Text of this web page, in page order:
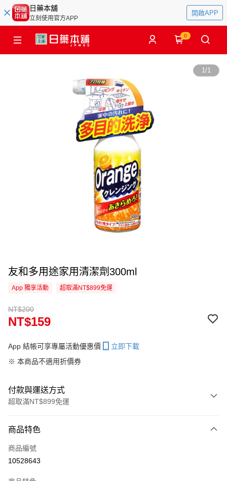
日藥本舖
立刻使用官方APP
開啟APP
0
1/1
友和多用途家用清潔劑300ml
App 獨享活動 超取滿NT$899免運
NT$200
NT$159
App 結帳可享專屬活動優惠價
立即下載
※ 本商品不適用折價券
付款與運送方式
超取滿NT$899免運
信用卡一次付款
信用卡分期付款
商品特色
商品編號
10528643